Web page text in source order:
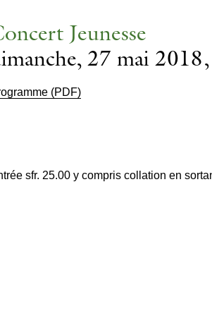
Jeunesse
27 mai
(PDF)
sfr. 25.00 y compris collation en